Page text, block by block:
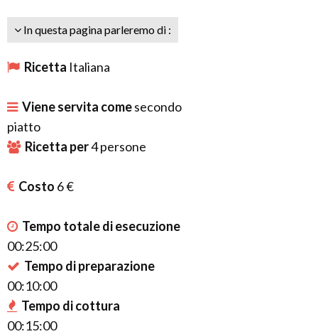
In questa pagina parleremo di :
Ricetta Italiana
Viene servita comesecondo
piatto
Ricetta per4persone
Costo 6 €
Tempo totale di esecuzione
00:25:00
Tempo di preparazione
00:10:00
Tempo di cottura
00:15:00